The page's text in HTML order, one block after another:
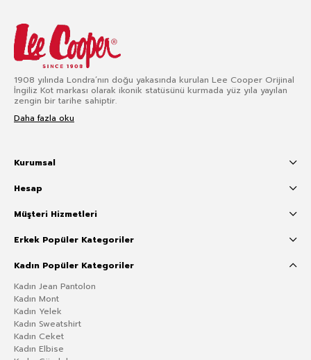
1908 yılında Londra’nın doğu yakasında kurulan Lee Cooper Orijinal
İngiliz Kot markası olarak ikonik statüsünü kurmada yüz yıla yayılan
zengin bir tarihe sahiptir.
Daha fazla oku
Kurumsal
Hesap
Müşteri Hizmetleri
Erkek Popüler Kategoriler
Kadın Popüler Kategoriler
Kadın Jean Pantolon
Kadın Mont
Kadın Yelek
Kadın Sweatshirt
Kadın Ceket
Kadın Elbise